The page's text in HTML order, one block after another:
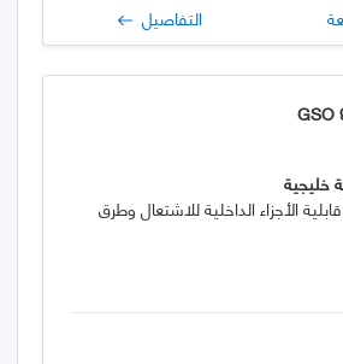
التفاصيل
GSO
خليجية
الأجزاء الداخلية للاشتعال وطرق